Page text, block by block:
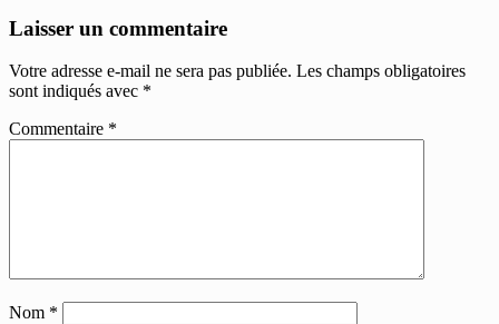
Laisser un commentaire
Votre adresse e-mail ne sera pas publiée. Les champs obligatoires
sont indiqués avec *
Commentaire *
Nom *